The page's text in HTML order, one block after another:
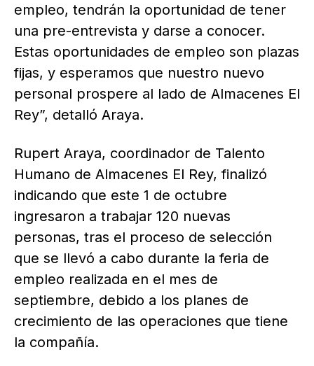
empleo, tendrán la oportunidad de tener
una pre-entrevista y darse a conocer.
Estas oportunidades de empleo son plazas
fijas, y esperamos que nuestro nuevo
personal prospere al lado de Almacenes El
Rey”, detalló Araya.
Rupert Araya, coordinador de Talento
Humano de Almacenes El Rey, finalizó
indicando que este 1 de octubre
ingresaron a trabajar 120 nuevas
personas, tras el proceso de selección
que se llevó a cabo durante la feria de
empleo realizada en el mes de
septiembre, debido a los planes de
crecimiento de las operaciones que tiene
la compañía.